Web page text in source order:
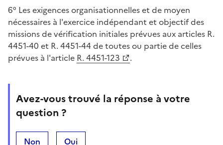
6° Les exigences organisationnelles et de moyen
nécessaires à l'exercice indépendant et objectif des
missions de vérification initiales prévues aux articles R.
4451-40 et R. 4451-44 de toutes ou partie de celles
prévues à l'article R. 4451-123 .
Avez-vous trouvé la réponse à votre
question ?
Non Oui